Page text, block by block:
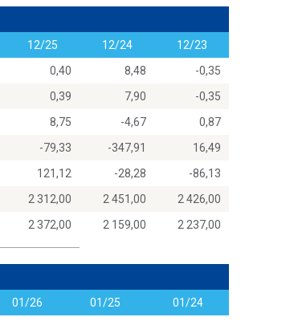
12/25 12/24
12/23
0,40 8,48
-0,35
0,39 7,90
-0,35
8,75 -4,67
0,87
-79,33 -347,91
16,49
121,12 -28,28
-86,13
2 312,00 2 451,00
2 426,00
2 372,00 2 159,00 2 237,00
01/26 01/25
01/24